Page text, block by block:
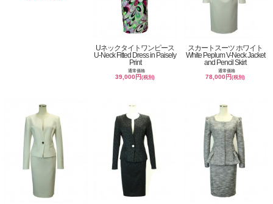
Uネックタイトワンピース
U-Neck Fitted Dress in Paisely
Print
通常価格
39,000円(税別)
スカートスーツ ホワイト
White Peplum V-Neck Jacket
and Pencil Skirt
通常価格
78,000円(税別)